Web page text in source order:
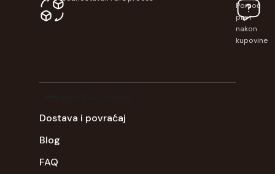
Pomoć
pre i
nakon
kupovine
Dostava i povraćaj
Blog
FAQ